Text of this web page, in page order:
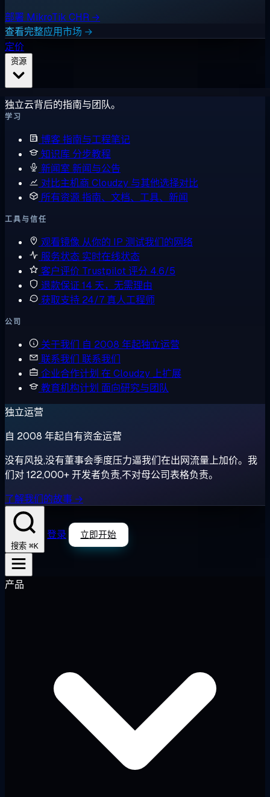
部署 MikroTik CHR →
查看完整应用市场 →
定价
独立云背后的指南与团队。
学习
博客指南与工程笔记
知识库 分步教程
新闻室 新闻与公告
对比主机商 Cloudzy 与其他选择对比
所有资源指南、文档、工具、新闻
工具与信任
观看镜像 从你的 IP 测试我们的网络
服务状态 实时在线状态
客户评价 Trustpilot 评分 4.6/5
退款保证 14 天，无需理由
获取支持 24/7 真人工程师
公司
关于我们 自 2008 年起独立运营
联系我们 联系我们
企业合作计划 在 Cloudzy 上扩展
教育机构计划 面向研究与团队
独立运营
自 2008 年起自有资金运营
没有风投,没有董事会季度压力逼我们在出网流量上加价。我
们对 122,000+ 开发者负责,不对母公司表格负责。
了解我们的故事 →
搜索 ⌘K
登录 立即开始
产品